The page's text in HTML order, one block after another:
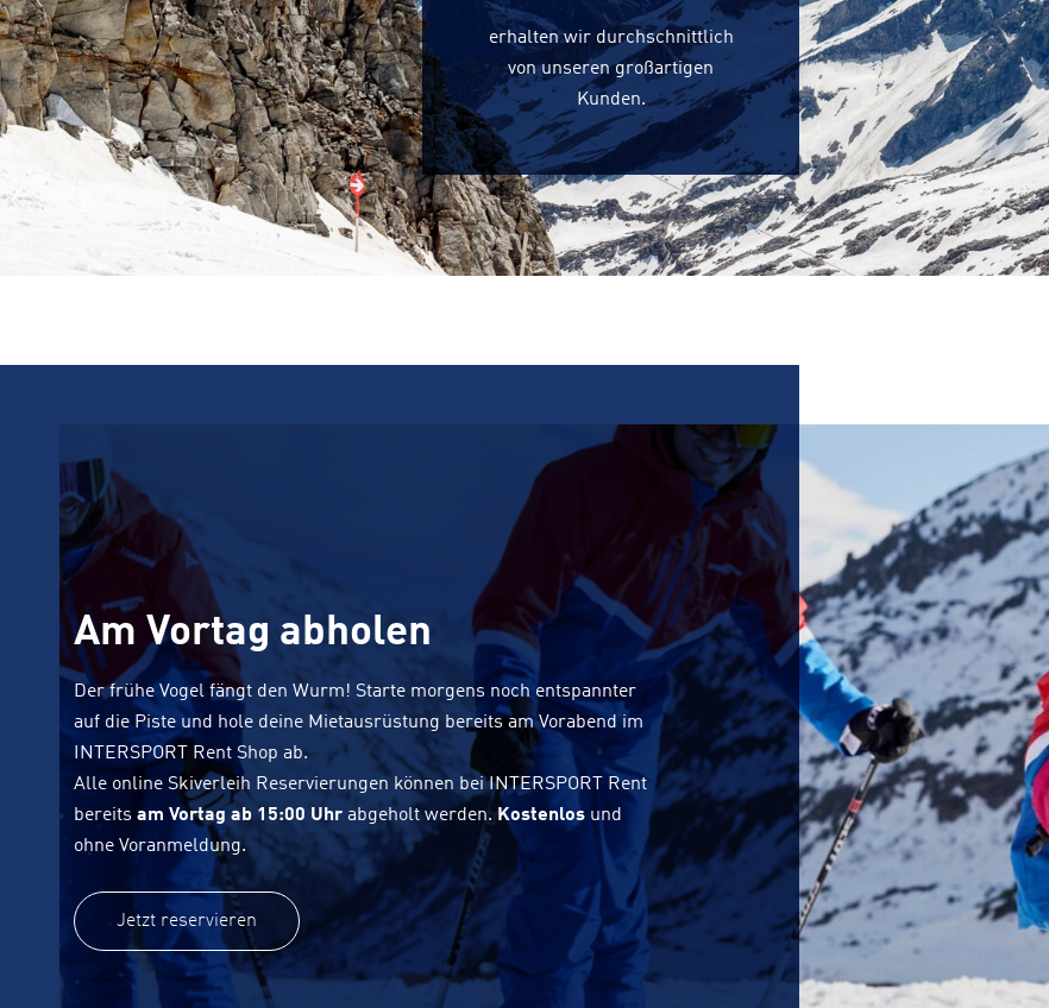
erhalten wir durchschnittlich
von unseren großartigen
Kunden.
Am Vortag abholen
Der frühe Vogel fängt den Wurm! Starte morgens noch entspannter
auf die Piste und hole deine Mietausrüstung bereits am Vorabend im
INTERSPORT Rent Shop ab.
Alle online Skiverleih Reservierungen können bei INTERSPORT Rent
bereits am Vortag ab 15:00 Uhr abgeholt werden.Kostenlos und
ohne Voranmeldung.
Jetzt reservieren